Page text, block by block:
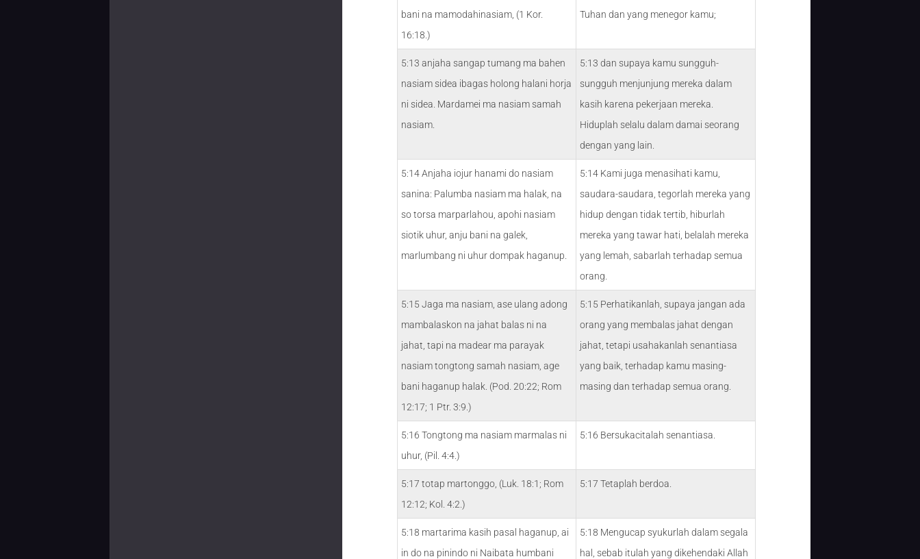
bani na mamodahinasiam, (1 Kor.
16:18.)
Tuhan dan yang menegor kamu;
5:13 anjaha sangap tumang ma bahen
nasiam sidea ibagas holong halani horja
ni sidea. Mardamei ma nasiam samah
nasiam.
5:13 dan supaya kamu sungguh-
sungguh menjunjung mereka dalam
kasih karena pekerjaan mereka.
Hiduplah selalu dalam damai seorang
dengan yang lain.
5:14 Anjaha iojur hanami do nasiam
sanina: Palumba nasiam ma halak, na
so torsa marparlahou, apohi nasiam
siotik uhur, anju bani na galek,
marlumbang ni uhur dompak haganup.
5:14 Kami juga menasihati kamu,
saudara-saudara, tegorlah mereka yang
hidup dengan tidak tertib, hiburlah
mereka yang tawar hati, belalah mereka
yang lemah, sabarlah terhadap semua
orang.
5:15 Jaga ma nasiam, ase ulang adong
mambalaskon na jahat balas ni na
jahat, tapi na madear ma parayak
nasiam tongtong samah nasiam, age
bani haganup halak. (Pod. 20:22; Rom
12:17; 1 Ptr. 3:9.)
5:15 Perhatikanlah, supaya jangan ada
orang yang membalas jahat dengan
jahat, tetapi usahakanlah senantiasa
yang baik, terhadap kamu masing-
masing dan terhadap semua orang.
5:16 Tongtong ma nasiam marmalas ni
uhur, (Pil. 4:4.)
5:16 Bersukacitalah senantiasa.
5:17 totap martonggo, (Luk. 18:1; Rom
12:12; Kol. 4:2.)
5:17 Tetaplah berdoa.
5:18 martarima kasih pasal haganup, ai
in do na pinindo ni Naibata humbani
5:18 Mengucap syukurlah dalam segala
hal, sebab itulah yang dikehendaki Allah